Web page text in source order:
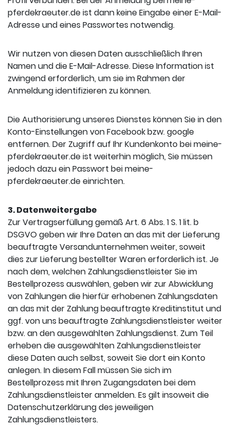
pferdekraeuter.de ist dann keine Eingabe einer E-Mail-
Adresse und eines Passwortes notwendig.
Wir nutzen von diesen Daten ausschließlich Ihren
Namen und die E-Mail-Adresse. Diese Information ist
zwingend erforderlich, um sie im Rahmen der
Anmeldung identifizieren zu können.
Die Authorisierung unseres Dienstes können Sie in den
Konto-Einstellungen von Facebook bzw. google
entfernen. Der Zugriff auf Ihr Kundenkonto bei meine-
pferdekraeuter.de ist weiterhin möglich, Sie müssen
jedoch dazu ein Passwort bei meine-
pferdekraeuter.de einrichten.
3. Datenweitergabe
Zur Vertragserfüllung gemäß Art. 6 Abs. 1 S. 1 lit. b
DSGVO geben wir Ihre Daten an das mit der Lieferung
beauftragte Versandunternehmen weiter, soweit
dies zur Lieferung bestellter Waren erforderlich ist. Je
nach dem, welchen Zahlungsdienstleister Sie im
Bestellprozess auswählen, geben wir zur Abwicklung
von Zahlungen die hierfür erhobenen Zahlungsdaten
an das mit der Zahlung beauftragte Kreditinstitut und
ggf. von uns beauftragte Zahlungsdienstleister weiter
bzw. an den ausgewählten Zahlungsdienst. Zum Teil
erheben die ausgewählten Zahlungsdienstleister
diese Daten auch selbst, soweit Sie dort ein Konto
anlegen. In diesem Fall müssen Sie sich im
Bestellprozess mit Ihren Zugangsdaten bei dem
Zahlungsdienstleister anmelden. Es gilt insoweit die
Datenschutzerklärung des jeweiligen
Zahlungsdienstleisters.